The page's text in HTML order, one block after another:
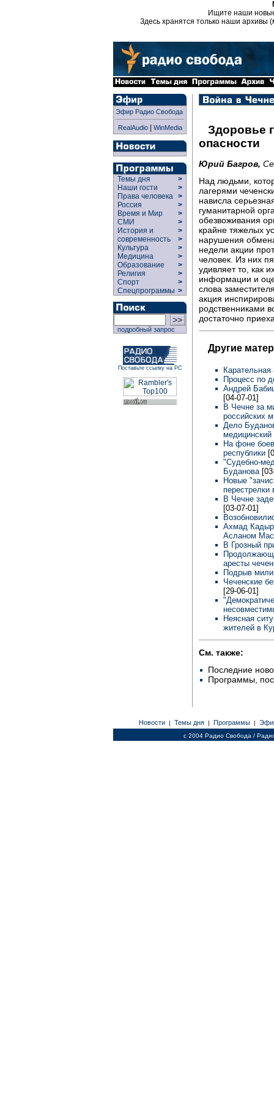
Ищите наши
Здесь хранятся только наши архивы
Эфир Радио Свобода
RealAudio| WinMedia
Темы дня
>
Наши гости
>
Права человека >
Россия
>
Время и Мир
>
СМИ
>
История и
современность
>
>
Культура
>
Медицина
>
Образование
>
Религия
>
Спорт
>
Спецпрограммы >
подробный запрос
Поставьте ссылку на РС
Здоровье
опасности
Юрий Багров,
Над людьми,
лагерями
нависла
гуманитарной
обезвоживания
крайне тяжелых
нарушения
недели акции
человек. Из них
удивляет то, как
информации и
слова
акция
родственниками
достаточно
Другие
Процесс по
Андрей
[04-07-01]
В Чечне за
российских
Дело
На фоне
республики
"Судебно-
Буданова
Новые
перестрелки
В Чечне
[03-07-01]
Ахмад
Асланом
В Грозный
аресты
Подрыв
Чеченские
[29-06-01]
Неясная
жителей в
См. также:
Последние
Программы,
Новости | Темы дня | Программы |
c 2004 Радио Свобода /